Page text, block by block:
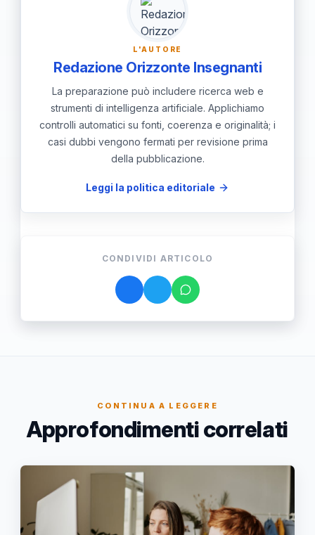
docenti e istituzioni.
L'AUTORE
Redazione Orizzonte Insegnanti
La preparazione può includere ricerca web e
strumenti di intelligenza artificiale. Applichiamo
controlli automatici su fonti, coerenza e originalità; i
casi dubbi vengono fermati per revisione prima
della pubblicazione.
Leggi la politica editoriale
CONDIVIDI ARTICOLO
CONTINUA A LEGGERE
Approfondimenti correlati